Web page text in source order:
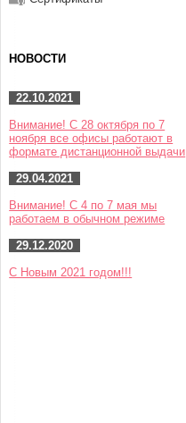
НОВОСТИ
22.10.2021
Внимание! С 28 октября по 7
ноября все офисы работают в
формате дистанционной выдачи
29.04.2021
Внимание! С 4 по 7 мая мы
работаем в обычном режиме
29.12.2020
С Новым 2021 годом!!!